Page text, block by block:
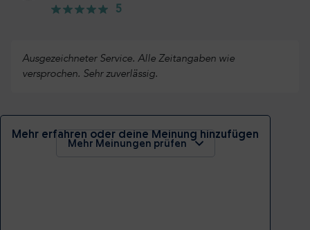
5
Ausgezeichneter Service. Alle Zeitangaben wie
versprochen. Sehr zuverlässig.
Mehr erfahren oder deine Meinung hinzufügen
Mehr Meinungen prüfen